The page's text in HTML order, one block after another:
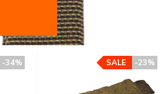
-34% -23%
SALE